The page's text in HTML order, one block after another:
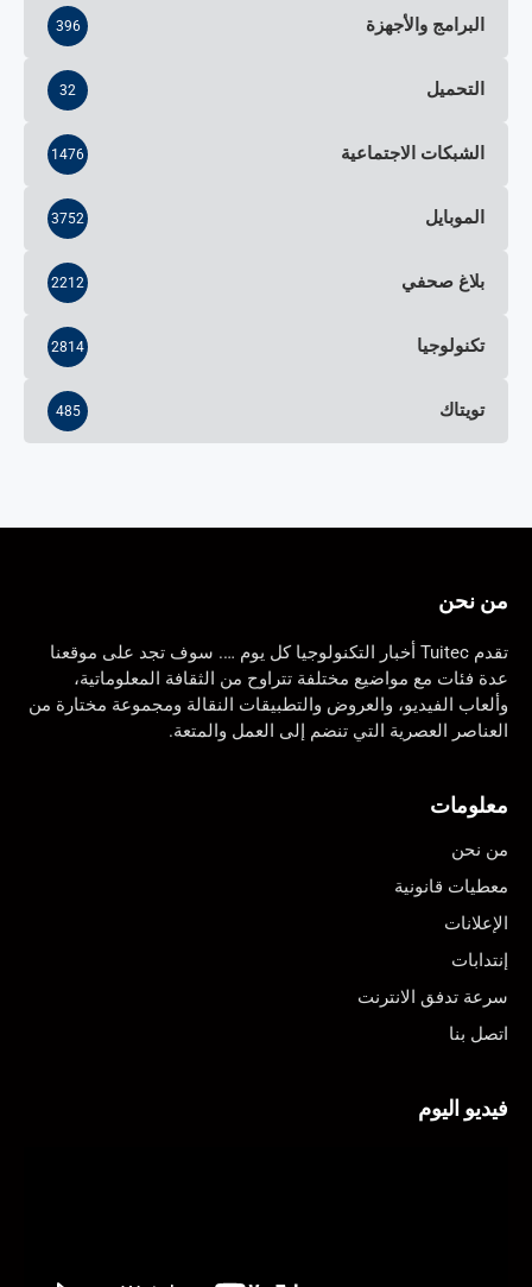
البرامج والأجهزة 396
التحميل 32
الشبكات الاجتماعية 1476
الموبايل 3752
بلاغ صحفي 2212
تكنولوجيا 2814
تويتاك 485
من نحن
تقدم Tuitec أخبار التكنولوجيا كل يوم …. سوف تجد على موقعنا
عدة فئات مع مواضيع مختلفة تتراوح من الثقافة المعلوماتية،
وألعاب الفيديو، والعروض والتطبيقات النقالة ومجموعة مختارة من
العناصر العصرية التي تنضم إلى العمل والمتعة.
معلومات
من نحن
معطيات قانونية
الإعلانات
إنتدابات
سرعة تدفق الانترنت
اتصل بنا
فيديو اليوم